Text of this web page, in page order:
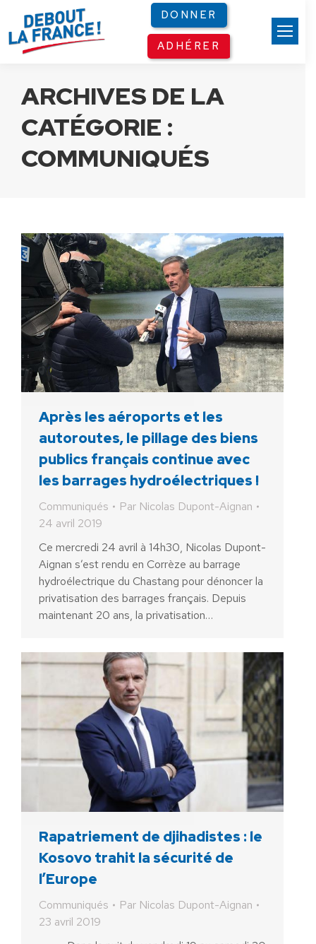
DONNER
ADHÉRER
ARCHIVES DE LA
CATÉGORIE :
COMMUNIQUÉS
Après les aéroports et les
autoroutes, le pillage des biens
publics français continue avec
les barrages hydroélectriques !
Communiqués Par Nicolas Dupont-Aignan
24 avril 2019
Ce mercredi 24 avril à 14h30, Nicolas Dupont-
Aignan s’est rendu en Corrèze au barrage
hydroélectrique du Chastang pour dénoncer la
privatisation des barrages français. Depuis
maintenant 20 ans, la privatisation…
Rapatriement de djihadistes : le
Kosovo trahit la sécurité de
l’Europe
Communiqués Par Nicolas Dupont-Aignan
23 avril 2019
Panneau de gestion des cookies